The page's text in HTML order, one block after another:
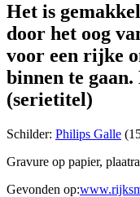
Het is
door het oog
voor een rijke
binnen te
(serietitel)
Schilder: Philips Galle
Gravure op papier,
Gevonden op: